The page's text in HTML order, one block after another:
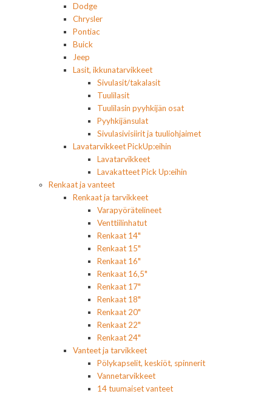
Dodge
Chrysler
Pontiac
Buick
Jeep
Lasit, ikkunatarvikkeet
Sivulasit/takalasit
Tuulilasit
Tuulilasin pyyhkijän osat
Pyyhkijänsulat
Sivulasivisiirit ja tuuliohjaimet
Lavatarvikkeet PickUp:eihin
Lavatarvikkeet
Lavakatteet Pick Up:eihin
Renkaat ja vanteet
Renkaat ja tarvikkeet
Varapyörätelineet
Venttiilinhatut
Renkaat 14"
Renkaat 15"
Renkaat 16"
Renkaat 16,5"
Renkaat 17"
Renkaat 18"
Renkaat 20"
Renkaat 22"
Renkaat 24"
Vanteet ja tarvikkeet
Pölykapselit, keskiöt, spinnerit
Vannetarvikkeet
14 tuumaiset vanteet